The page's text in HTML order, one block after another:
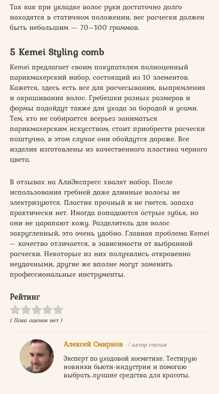
Так как при укладке волос руки достаточно долго
находятся в статичном положении, вес расчески должен
быть небольшим — 70–100 граммов.
5 Kemei Styling comb
Kemei предлагает своим покупателям полноценный
парикмахерский набор, состоящий из 10 элементов.
Кажется, здесь есть все для расчесывания, выпрямления
и окрашивания волос. Гребешки разных размеров и
формы подойдут также для ухода за бородой и усами.
Тем, кто не собирается всерьез заниматься
парикмахерским искусством, стоит приобрести расчески
поштучно, в этом случае они обойдутся дороже. Все
изделия изготовлены из качественного пластика черного
цвета.
В отзывах на АлиЭкспресс хвалят набор. После
использования гребней даже длинные волосы не
электризуются. Пластик прочный и не гнется, запаха
практически нет. Иногда попадаются острые зубья, но
они не царапают кожу. Разделитель для волос
закругленный, это очень удобно. Главная проблема Kemei
– качество отличается, в зависимости от выбранной
расчески. Некоторые из них получились откровенно
неудачными, другие же вполне могут заменить
профессиональные инструменты.
Рейтинг
( Пока оценок нет )
Алексей Смирнов / автор статьи
Эксперт по уходовой косметике. Тестирую
новинки бьюти-индустрии и помогаю
выбрать лучшие средства для красоты.